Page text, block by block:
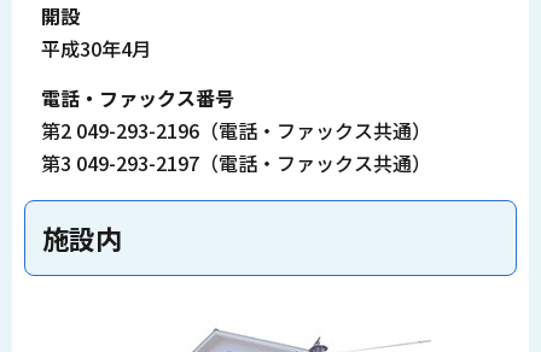
開設
平成30年4月
電話・ファックス番号
第2 049-293-2196（電話・ファックス共通）
第3 049-293-2197（電話・ファックス共通）
施設内